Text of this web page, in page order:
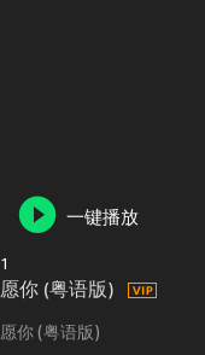
一键播放
1
愿你 (粤语版)
愿你 (粤语版)